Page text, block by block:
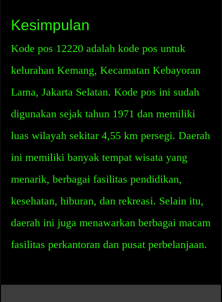
Kesimpulan
Kode pos 12220 adalah kode pos untuk
kelurahan Kemang, Kecamatan Kebayoran
Lama, Jakarta Selatan. Kode pos ini sudah
digunakan sejak tahun 1971 dan memiliki
luas wilayah sekitar 4,55 km persegi. Daerah
ini memiliki banyak tempat wisata yang
menarik, berbagai fasilitas pendidikan,
kesehatan, hiburan, dan rekreasi. Selain itu,
daerah ini juga menawarkan berbagai macam
fasilitas perkantoran dan pusat perbelanjaan.